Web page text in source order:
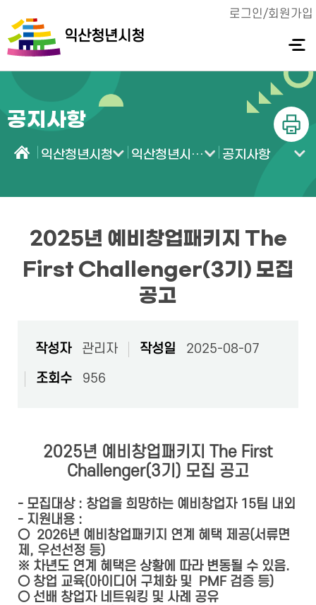
익산청년시청
로그인/회원가입
전체메
뉴 열기
공지사항
인쇄
익산청년시청 익산청년시청 소식 공지사항
2025년 예비창업패키지 The
First Challenger(3기) 모집
공고
작성자 관리자 작성일
2025-08-07
조회수
956
2025년 예비창업패키지 The First
Challenger(3기) 모집 공고
- 모집대상 : 창업을 희망하는 예비창업자 15팀 내외
- 지원내용 :
○ 2026년 예비창업패키지 연계 혜택 제공(서류면
제, 우선선정 등)
※ 차년도 연계 혜택은 상황에 따라 변동될 수 있음.
○ 창업 교육(아이디어 구체화 및 PMF 검증 등)
○ 선배 창업자 네트워킹 및 사례 공유